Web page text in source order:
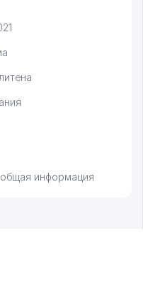
информация